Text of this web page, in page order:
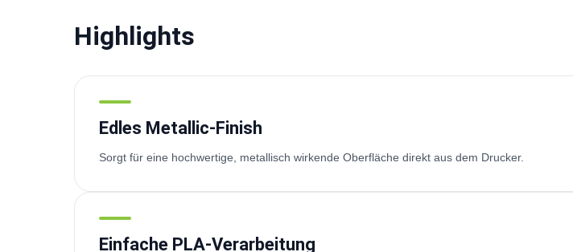
Highlights
Edles Metallic-Finish
Sorgt für eine hochwertige, metallisch wirkende Oberfläche direkt aus dem Drucker.
Einfache PLA-Verarbeitung